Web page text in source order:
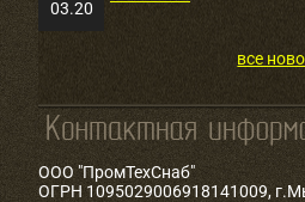
03.20
все
ООО "ПромТехСнаб"
ОГРН 1095029006918141009,